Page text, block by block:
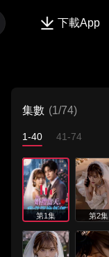
下載App
集數 (1/74)
1-40 41-74
第1集 第2集